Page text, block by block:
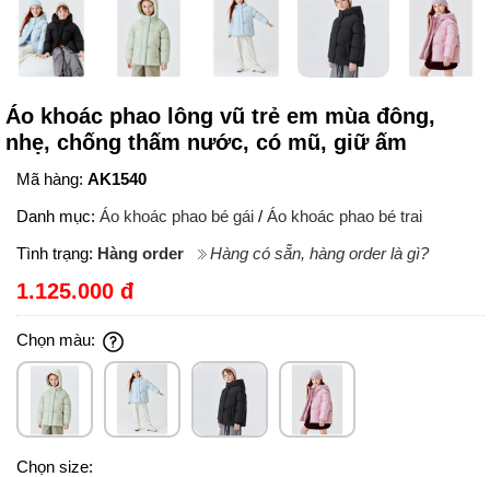
Áo khoác phao lông vũ trẻ em mùa đông,
nhẹ, chống thấm nước, có mũ, giữ ấm
Mã hàng: AK1540
Danh mục: Áo khoác phao bé gái / Áo khoác phao bé trai
Tình trạng: Hàng order Hàng có sẵn, hàng order là gì?
1.125.000 đ
Chọn màu:
Chọn size: